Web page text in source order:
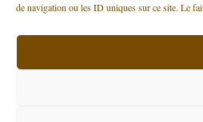
de navigation ou les ID uniques sur ce site. Le